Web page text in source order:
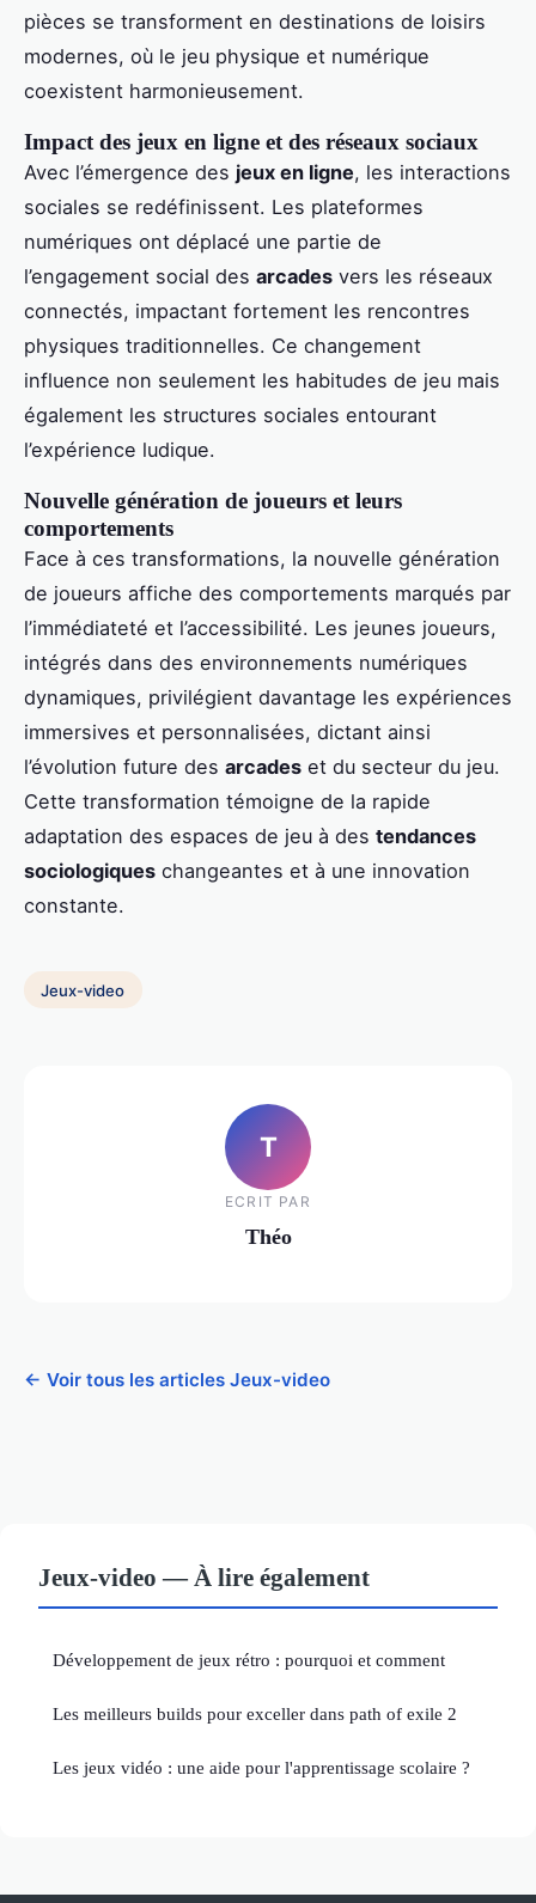
pièces se transforment en destinations de loisirs
modernes, où le jeu physique et numérique
coexistent harmonieusement.
Impact des jeux en ligne et des réseaux sociaux
Avec l’émergence des jeux en ligne, les interactions
sociales se redéfinissent. Les plateformes
numériques ont déplacé une partie de
l’engagement social des arcades vers les réseaux
connectés, impactant fortement les rencontres
physiques traditionnelles. Ce changement
influence non seulement les habitudes de jeu mais
également les structures sociales entourant
l’expérience ludique.
Nouvelle génération de joueurs et leurs
comportements
Face à ces transformations, la nouvelle génération
de joueurs affiche des comportements marqués par
l’immédiateté et l’accessibilité. Les jeunes joueurs,
intégrés dans des environnements numériques
dynamiques, privilégient davantage les expériences
immersives et personnalisées, dictant ainsi
l’évolution future des arcades et du secteur du jeu.
Cette transformation témoigne de la rapide
adaptation des espaces de jeu à des tendances
sociologiques changeantes et à une innovation
constante.
Jeux-video
T
ECRIT PAR
Théo
← Voir tous les articles Jeux-video
Jeux-video — À lire également
Développement de jeux rétro : pourquoi et comment
Les meilleurs builds pour exceller dans path of exile 2
Les jeux vidéo : une aide pour l'apprentissage scolaire ?